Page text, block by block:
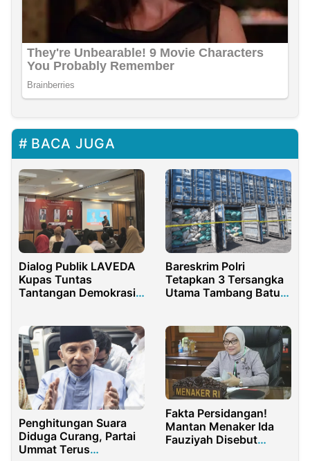
BACA JUGA
Dialog Publik LAVEDA
Kupas Tuntas
Tantangan Demokrasi
Bareskrim Polri
Tetapkan 3 Tersangka
Utama Tambang Batu
Penghitungan Suara
Diduga Curang, Partai
Ummat Terus
Fakta Persidangan!
Mantan Menaker Ida
Fauziyah Disebut